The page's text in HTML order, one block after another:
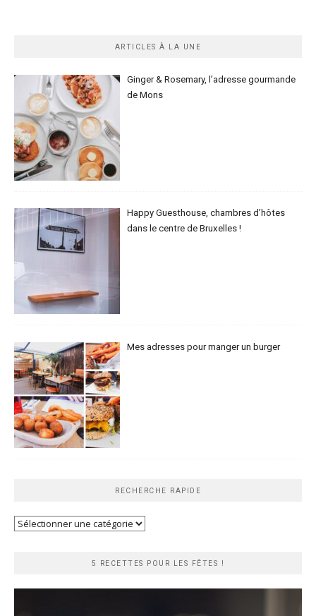
ARTICLES À LA UNE
Ginger & Rosemary, l’adresse gourmande
de Mons
Happy Guesthouse, chambres d’hôtes
dans le centre de Bruxelles !
Mes adresses pour manger un burger
RECHERCHE RAPIDE
Recherche
5 RECETTES POUR LES FÊTES !